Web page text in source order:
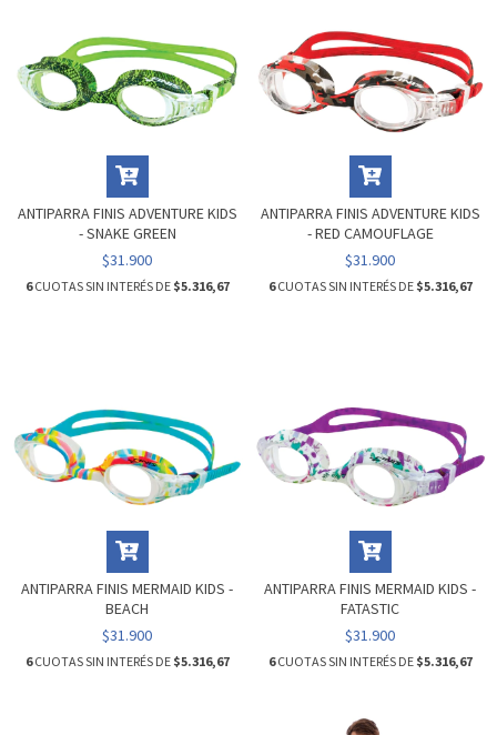
ANTIPARRA FINIS ADVENTURE KIDS
- SNAKE GREEN
$31.900
6CUOTAS SIN INTERÉS DE $5.316,67
ANTIPARRA FINIS ADVENTURE KIDS
- RED CAMOUFLAGE
$31.900
6CUOTAS SIN INTERÉS DE $5.316,67
ANTIPARRA FINIS MERMAID KIDS -
BEACH
$31.900
6CUOTAS SIN INTERÉS DE $5.316,67
ANTIPARRA FINIS MERMAID KIDS -
FATASTIC
$31.900
6CUOTAS SIN INTERÉS DE $5.316,67